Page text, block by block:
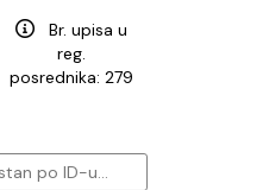
Br. upisa u
reg.
posrednika: 279